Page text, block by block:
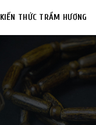
KIẾN THỨC TRẦM HƯƠNG